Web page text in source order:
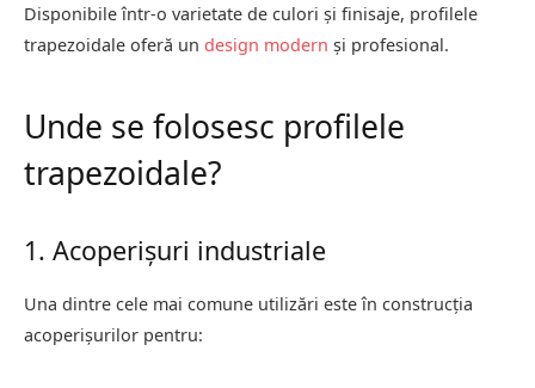
Disponibile într-o varietate de culori și finisaje, profilele
trapezoidale oferă un design modern și profesional.
Unde se folosesc profilele
trapezoidale?
1. Acoperișuri industriale
Una dintre cele mai comune utilizări este în construcția
acoperișurilor pentru: